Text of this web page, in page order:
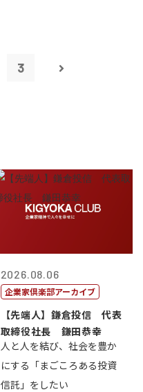
3
2026.08.06
企業家倶楽部アーカイブ
【先端人】鎌倉投信 代表
取締役社長 鎌田恭幸
人と人を結び、社会を豊か
にする「まごころある投資
信託」をしたい